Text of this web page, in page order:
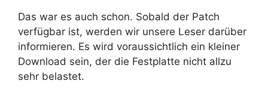
Das war es auch schon. Sobald der Patch
verfügbar ist, werden wir unsere Leser darüber
informieren. Es wird voraussichtlich ein kleiner
Download sein, der die Festplatte nicht allzu
sehr belastet.